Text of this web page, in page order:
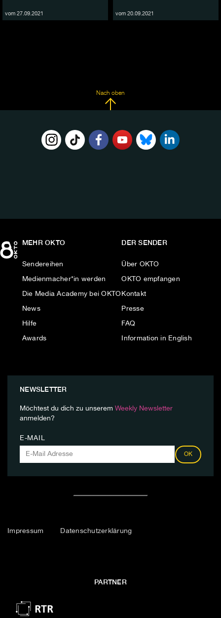
vom 27.09.2021 vom 20.09.2021
Nach oben
MEHR OKTO
Sendereihen
Medienmacher*in werden
Die Media Academy bei OKTO
News
Hilfe
Awards
DER SENDER
Über OKTO
OKTO empfangen
Kontakt
Presse
FAQ
Information in English
NEWSLETTER
Möchtest du dich zu unserem Weekly Newsletter
anmelden?
E-MAIL
OK
Impressum Datenschutzerklärung
PARTNER